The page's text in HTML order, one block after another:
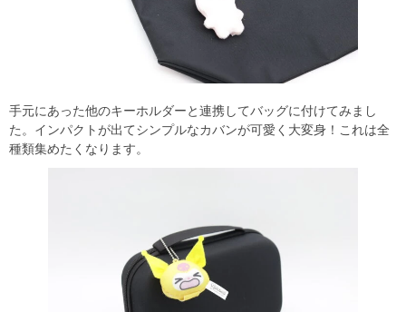
手元にあった他のキーホルダーと連携してバッグに付けてみまし
た。インパクトが出てシンプルなカバンが可愛く大変身！これは全
種類集めたくなります。